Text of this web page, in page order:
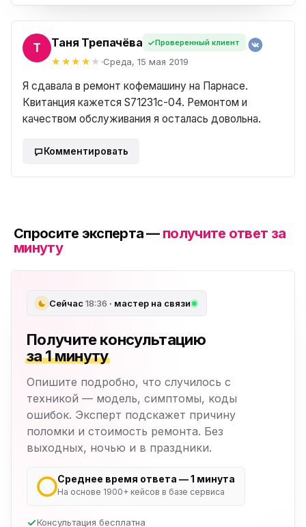
Таня Трепачёва Проверенный клиент
Среда, 15 мая 2019
Я сдавала в ремонт кофемашину на Парнасе.
Квитанция кажется S71231c-04. Ремонтом и
качеством обслуживания я осталась довольна.
Комментировать
Спросите эксперта — получите ответ за
минуту
Сейчас18:36 · мастер на связи
Получите консультацию
за 1 минуту
Опишите подробно, что случилось с
техникой — модель, симптомы, коды
ошибок. Эксперт подскажет причину
поломки и стоимость ремонта. Без
выходных, ночью и в праздники.
Среднее время ответа — 1 минута
На основе 1900+ кейсов в базе сервиса
Консультация бесплатна